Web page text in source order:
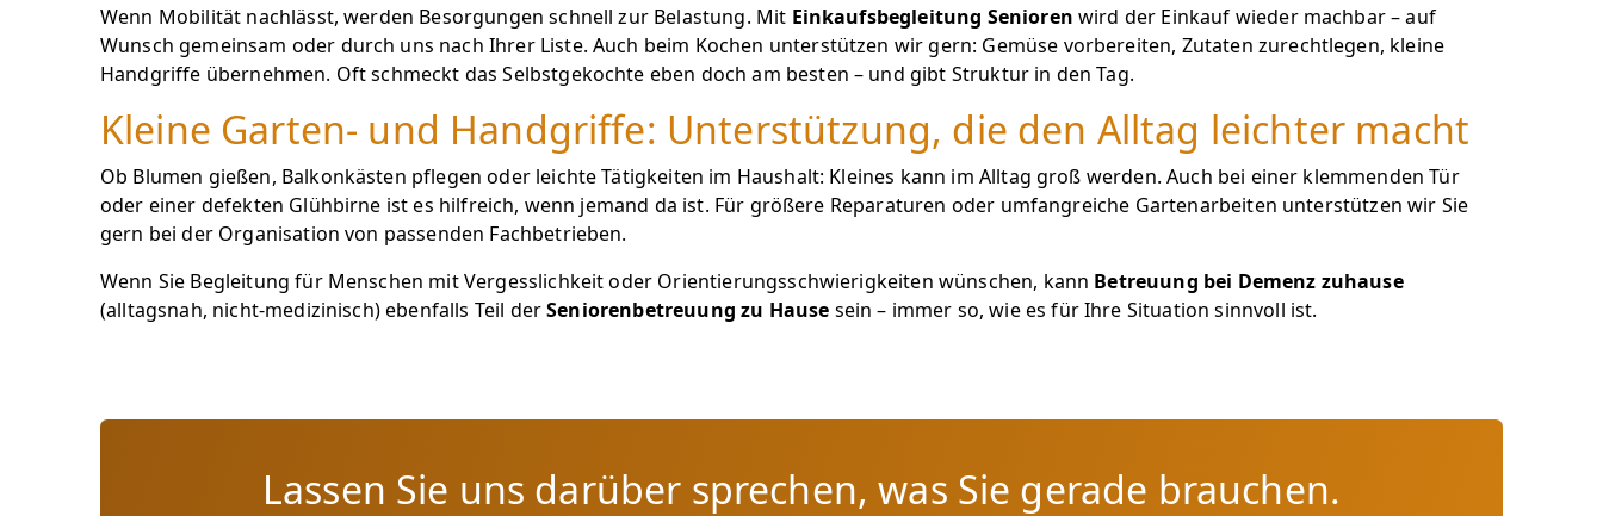
Wenn Mobilität nachlässt, werden Besorgungen schnell zur Belastung. Mit Einkaufsbegleitung Senioren wird der Einkauf wieder machbar – auf
Wunsch gemeinsam oder durch uns nach Ihrer Liste. Auch beim Kochen unterstützen wir gern: Gemüse vorbereiten, Zutaten zurechtlegen, kleine
Handgriffe übernehmen. Oft schmeckt das Selbstgekochte eben doch am besten – und gibt Struktur in den Tag.
Kleine Garten- und Handgriffe: Unterstützung, die den Alltag leichter macht
Ob Blumen gießen, Balkonkästen pflegen oder leichte Tätigkeiten im Haushalt: Kleines kann im Alltag groß werden. Auch bei einer klemmenden Tür
oder einer defekten Glühbirne ist es hilfreich, wenn jemand da ist. Für größere Reparaturen oder umfangreiche Gartenarbeiten unterstützen wir Sie
gern bei der Organisation von passenden Fachbetrieben.
Wenn Sie Begleitung für Menschen mit Vergesslichkeit oder Orientierungsschwierigkeiten wünschen, kann Betreuung bei Demenz zuhause
(alltagsnah, nicht-medizinisch) ebenfalls Teil derSeniorenbetreuung zu Hause sein – immer so, wie es für Ihre Situation sinnvoll ist.
Lassen Sie uns darüber sprechen, was Sie gerade brauchen.